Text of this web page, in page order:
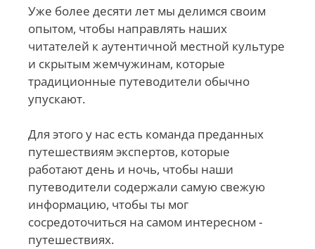
Уже более десяти лет мы делимся своим
опытом, чтобы направлять наших
читателей к аутентичной местной культуре
и скрытым жемчужинам, которые
традиционные путеводители обычно
упускают.
Для этого у нас есть команда преданных
путешествиям экспертов, которые
работают день и ночь, чтобы наши
путеводители содержали самую свежую
информацию, чтобы ты мог
сосредоточиться на самом интересном -
путешествиях.